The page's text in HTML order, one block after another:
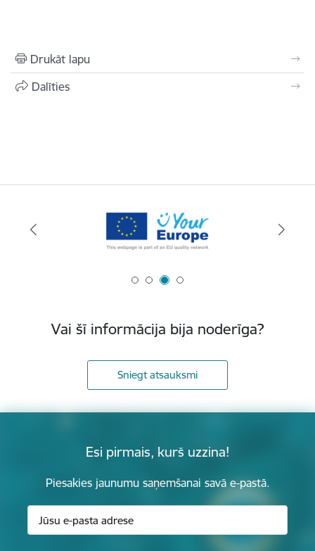
Drukāt lapu
Dalīties
Vai šī informācija bija noderīga?
Sniegt atsauksmi
Esi pirmais, kurš uzzina!
Piesakies jaunumu saņemšanai savā e-pastā.